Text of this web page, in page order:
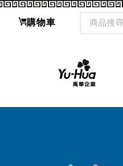
購物車